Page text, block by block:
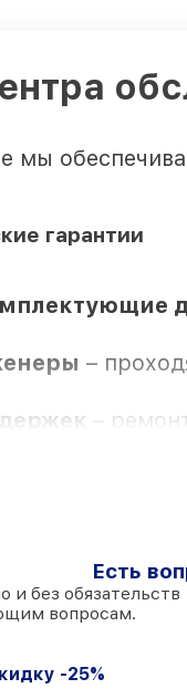
гарантии
–
–
на все услуги и
в
на складе
Есть
и без обязательств
вопросам.
-25%